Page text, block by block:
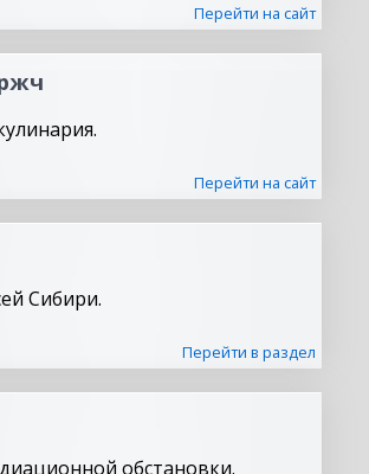
Перейти на сайт
Перейти на сайт
Сибири.
Перейти в раздел
обстановки.